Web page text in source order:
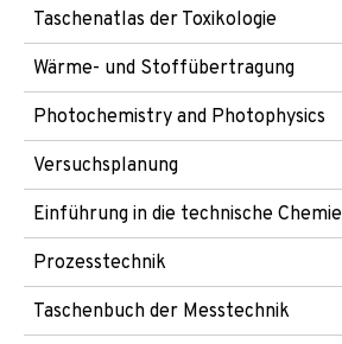
Taschenatlas der Toxikologie
Wärme- und Stoffübertragung
Photochemistry and Photophysics
Versuchsplanung
Einführung in die technische Chemie
Prozesstechnik
Taschenbuch der Messtechnik